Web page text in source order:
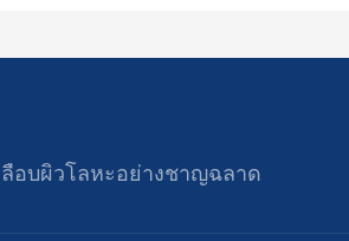
ลือบผิวโลหะอย่างชาญฉลาด